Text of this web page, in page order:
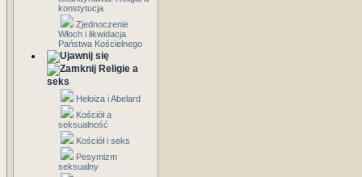
konstytucja
Zjednoczenie
Włoch i likwidacja
Państwa Kościelnego
Religie a
seks
Heloiza i Abelard
Kościół a
seksualność
Kościół i seks
Pesymizm
seksualny